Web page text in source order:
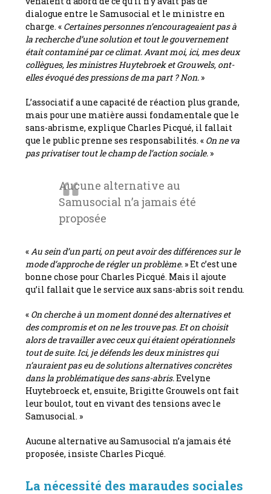
dialogue entre le Samusocial et le ministre en
charge. « Certaines personnes n’encourageaient pas à
la recherche d’une solution et tout le gouvernement
était contaminé par ce climat. Avant moi, ici, mes deux
collègues, les ministres Huytebroek et Grouwels, ont-
elles évoqué des pressions de ma part ? Non. »
L’associatif a une capacité de réaction plus grande,
mais pour une matière aussi fondamentale que le
sans-abrisme, explique Charles Picqué, il fallait
que le public prenne ses responsabilités. « On ne va
pas privatiser tout le champ de l’action sociale. »
Aucune alternative au
Samusocial n’a jamais été
proposée
«Au sein d’un parti, on peut avoir des différences sur le
mode d’approche de régler un problème. » Et c’est une
bonne chose pour Charles Picqué. Mais il ajoute
qu’il fallait que le service aux sans-abris soit rendu.
« On cherche à un moment donné des alternatives et
des compromis et on ne les trouve pas. Et on choisit
alors de travailler avec ceux qui étaient opérationnels
tout de suite. Ici, je défends les deux ministres qui
n’auraient pas eu de solutions alternatives concrètes
dans la problématique des sans-abris.Evelyne
Huytebroeck et, ensuite, Brigitte Grouwels ont fait
leur boulot, tout en vivant des tensions avec le
Samusocial. »
Aucune alternative au Samusocial n’a jamais été
proposée, insiste Charles Picqué.
La nécessité des maraudes sociales